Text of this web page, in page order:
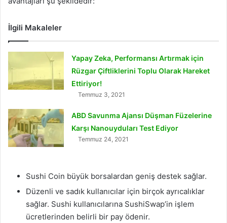
İlgili Makaleler
Yapay Zeka, Performansı Artırmak için
Rüzgar Çiftliklerini Toplu Olarak Hareket
Ettiriyor!
Temmuz 3, 2021
ABD Savunma Ajansı Düşman Füzelerine
Karşı Nanouyduları Test Ediyor
Temmuz 24, 2021
Sushi Coin büyük borsalardan geniş destek sağlar.
Düzenli ve sadık kullanıcılar için birçok ayrıcalıklar
sağlar. Sushi kullanıcılarına SushiSwap’in işlem
ücretlerinden belirli bir pay ödenir.